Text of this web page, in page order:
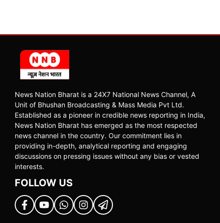
News Nation Bharat is a 24X7 National News Channel, A
Unit of Bhushan Broadcasting & Mass Media Pvt Ltd.
Established as a pioneer in credible news reporting in India,
News Nation Bharat has emerged as the most respected
news channel in the country. Our commitment lies in
providing in-depth, analytical reporting and engaging
discussions on pressing issues without any bias or vested
interests.
FOLLOW US